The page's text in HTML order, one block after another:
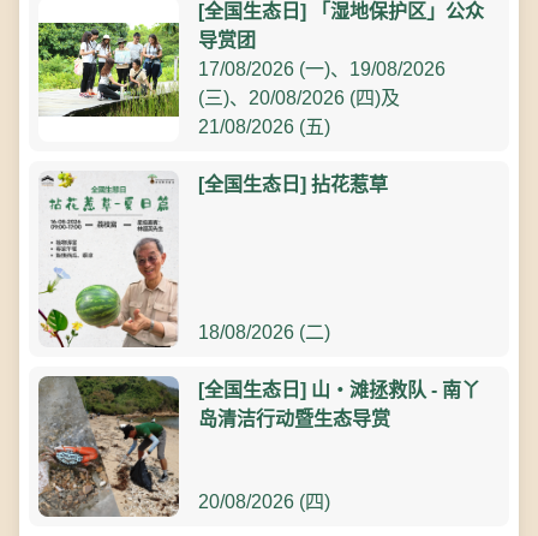
[全国生态日] 「湿地保护区」公众
导赏团
17/08/2026 (一)、19/08/2026
(三)、20/08/2026 (四)及
21/08/2026 (五)
[全国生态日] 拈花惹草
18/08/2026 (二)
[全国生态日] 山‧滩拯救队 - 南丫
岛清洁行动暨生态导赏
20/08/2026 (四)